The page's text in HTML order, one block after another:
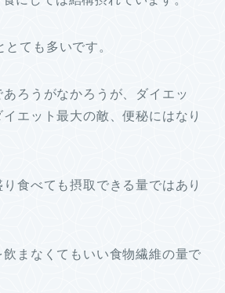
とても多いです。
ろうがなかろうが、ダイエッ
イエット最大の敵、便秘にはなり
食べても摂取できる量ではあり
まなくてもいい食物繊維の量で